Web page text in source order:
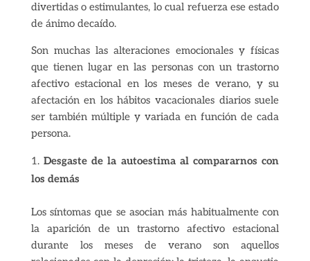
divertidas o estimulantes, lo cual refuerza ese estado
de ánimo decaído.
Son muchas las alteraciones emocionales y físicas
que tienen lugar en las personas con un trastorno
afectivo estacional en los meses de verano, y su
afectación en los hábitos vacacionales diarios suele
ser también múltiple y variada en función de cada
persona.
Desgaste de la autoestima al compararnos con
los demás
Los síntomas que se asocian más habitualmente con
la aparición de un trastorno afectivo estacional
durante los meses de verano son aquellos